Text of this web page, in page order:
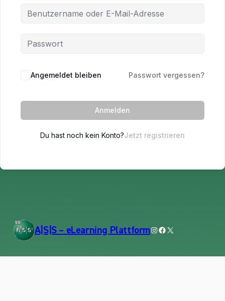
Angemeldet bleiben Passwort vergessen?
Anmelden
Du hast noch kein Konto?Jetzt registrieren
A|S|S – eLearning PlattformInstagram
Facebook
X